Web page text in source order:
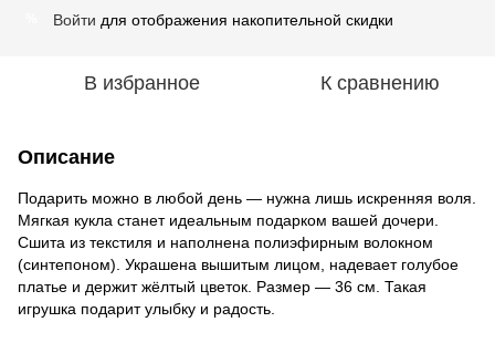
Войти для отображения накопительной скидки
В избранное К сравнению
Описание
Подарить можно в любой день — нужна лишь искренняя воля.
Мягкая кукла станет идеальным подарком вашей дочери.
Сшита из текстиля и наполнена полиэфирным волокном
(синтепоном). Украшена вышитым лицом, надевает голубое
платье и держит жёлтый цветок. Размер — 36 см. Такая
игрушка подарит улыбку и радость.